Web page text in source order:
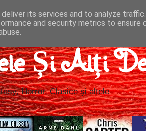
Și Alți
Horror, Clasice și altele
its services and to analyze
and security metrics to ensure